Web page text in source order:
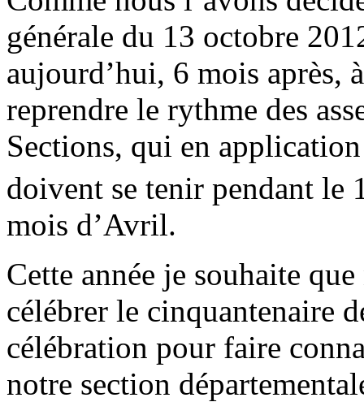
générale du 13 octobre
aujourd’hui, 6 mois après,
reprendre le rythme des
Sections, qui en
doivent se tenir pendant le
mois d’Avril.
Cette année je souhaite
célébrer le cinquantenaire
célébration pour faire
notre section